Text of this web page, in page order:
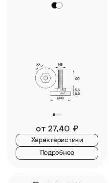
от 27,40 ₽
Характеристики
Подробнее